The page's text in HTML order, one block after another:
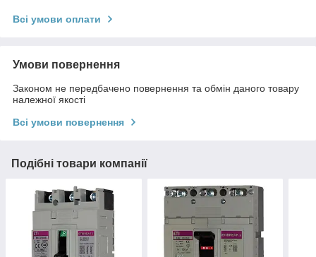
Всі умови оплати
Умови повернення
Законом не передбачено повернення та обмін даного товару
належної якості
Всі умови повернення
Подібні товари компанії